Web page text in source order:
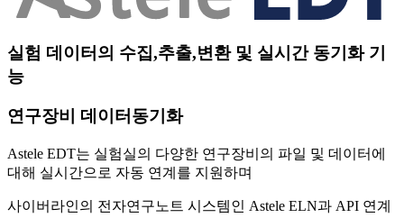
실험 데이터의 수집,추출,변환 및 실시간 동기화 기
능
연구장비 데이터동기화
Astele EDT는 실험실의 다양한 연구장비의 파일 및 데이터에
대해 실시간으로 자동 연계를 지원하며
사이버라인의 전자연구노트 시스템인 Astele ELN과 API 연계